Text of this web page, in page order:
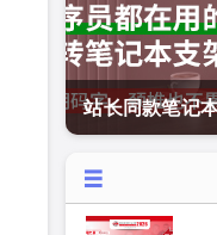
站长同款笔记